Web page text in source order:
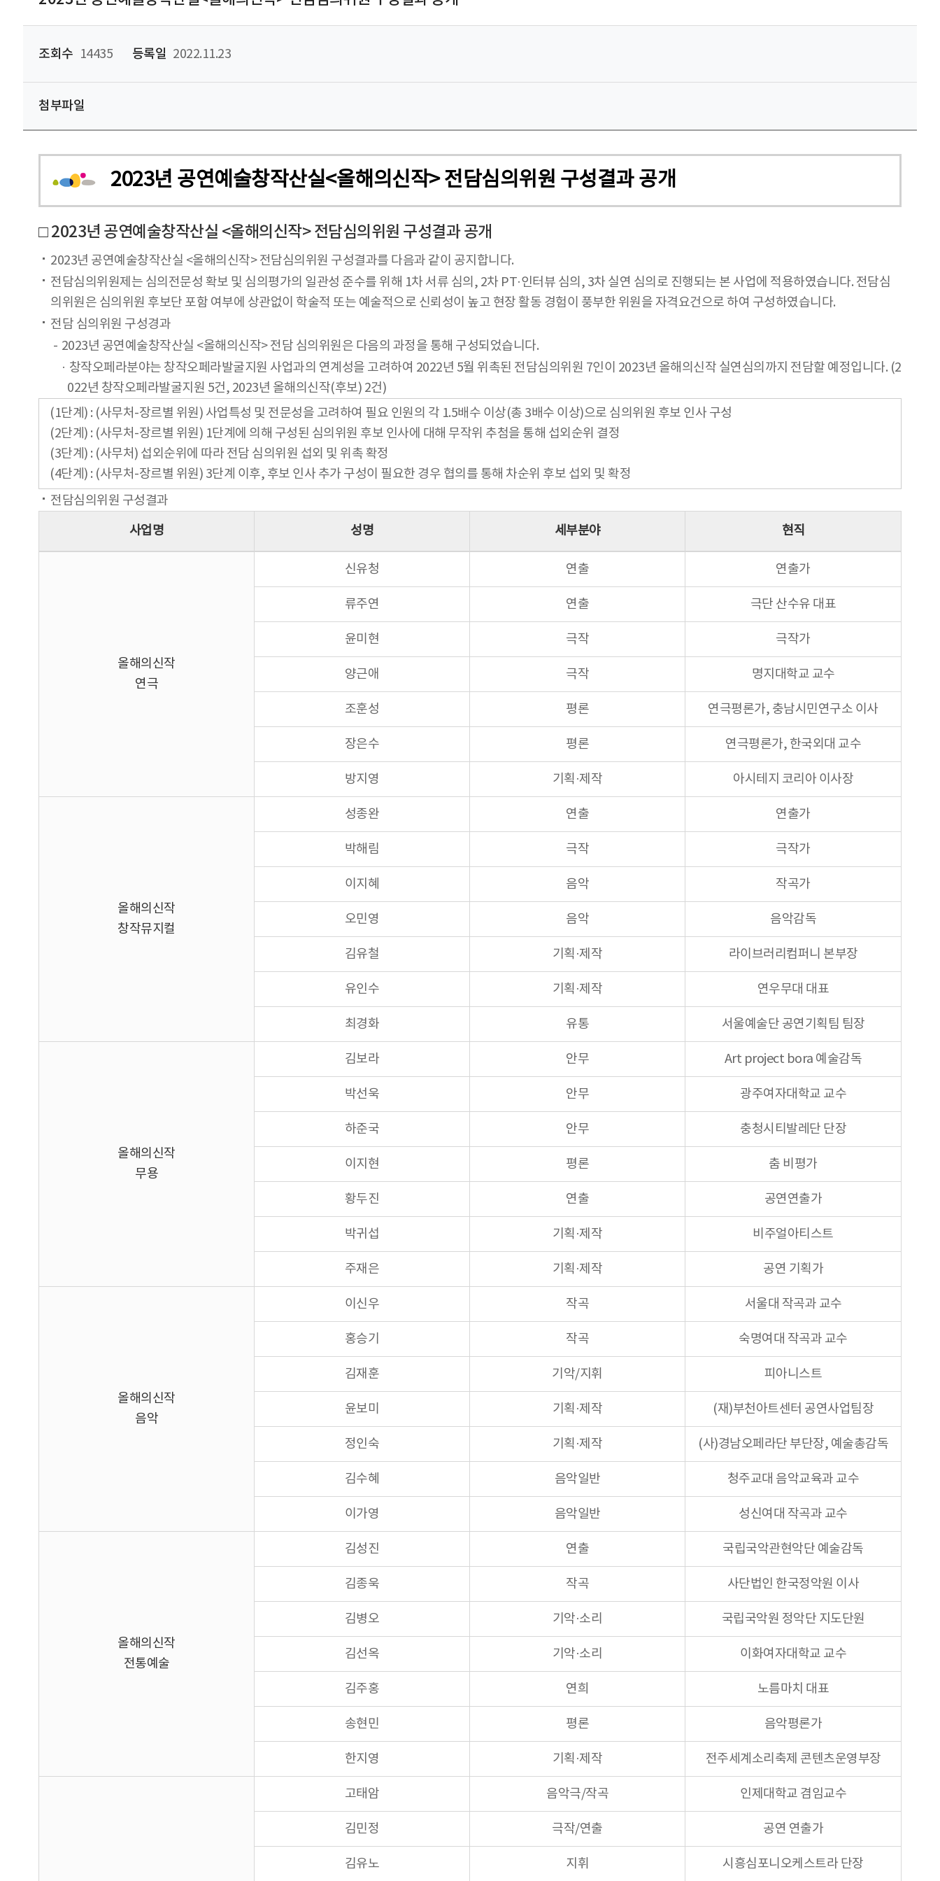
조회수 14435 등록일 2022.11.23
첨부파일
2023년 공연예술창작산실<올해의신작> 전담심의위원 구성결과 공개
□ 2023년 공연예술창작산실 <올해의신작> 전담심의위원 구성결과 공개
2023년 공연예술창작산실 <올해의신작> 전담심의위원 구성결과를 다음과 같이 공지합니다.
전담심의위원제는 심의전문성 확보 및 심의평가의 일관성 준수를 위해 1차 서류 심의, 2차 PT·인터뷰 심의, 3차 실연 심의로 진행되는 본 사업에 적용하였습니다. 전담심
의위원은 심의위원 후보단 포함 여부에 상관없이 학술적 또는 예술적으로 신뢰성이 높고 현장 활동 경험이 풍부한 위원을 자격요건으로 하여 구성하였습니다.
전담 심의위원 구성경과
2023년 공연예술창작산실 <올해의신작> 전담 심의위원은 다음의 과정을 통해 구성되었습니다.
창작오페라분야는 창작오페라발굴지원 사업과의 연계성을 고려하여 2022년 5월 위촉된 전담심의위원 7인이 2023년 올해의신작 실연심의까지 전담할 예정입니다. (2
022년 창작오페라발굴지원 5건, 2023년 올해의신작(후보) 2건)
(1단계) : (사무처-장르별 위원) 사업특성 및 전문성을 고려하여 필요 인원의 각 1.5배수 이상(총 3배수 이상)으로 심의위원 후보 인사 구성
(2단계) : (사무처-장르별 위원) 1단계에 의해 구성된 심의위원 후보 인사에 대해 무작위 추첨을 통해 섭외순위 결정
(3단계) : (사무처) 섭외순위에 따라 전담 심의위원 섭외 및 위촉 확정
(4단계) : (사무처-장르별 위원) 3단계 이후, 후보 인사 추가 구성이 필요한 경우 협의를 통해 차순위 후보 섭외 및 확정
전담심의위원 구성결과
사업명 성명 세부분야 현직
올해의신작
연극
신유청 연출 연출가
류주연 연출 극단 산수유 대표
윤미현 극작 극작가
양근애 극작 명지대학교 교수
조훈성 평론 연극평론가, 충남시민연구소 이사
장은수 평론 연극평론가, 한국외대 교수
방지영 기획·제작 아시테지 코리아 이사장
올해의신작
창작뮤지컬
성종완 연출 연출가
박해림 극작 극작가
이지혜 음악 작곡가
오민영 음악 음악감독
김유철 기획·제작 라이브러리컴퍼니 본부장
유인수 기획·제작 연우무대 대표
최경화 유통 서울예술단 공연기획팀 팀장
올해의신작
무용
김보라 안무 Art project bora 예술감독
박선욱 안무 광주여자대학교 교수
하준국 안무 충청시티발레단 단장
이지현 평론 춤 비평가
황두진 연출 공연연출가
박귀섭 기획·제작 비주얼아티스트
주재은 기획·제작 공연 기획가
올해의신작
음악
이신우 작곡 서울대 작곡과 교수
홍승기 작곡 숙명여대 작곡과 교수
김재훈 기악/지휘 피아니스트
윤보미 기획·제작 (재)부천아트센터 공연사업팀장
정인숙 기획·제작 (사)경남오페라단 부단장, 예술총감독
김수혜 음악일반 청주교대 음악교육과 교수
이가영 음악일반 성신여대 작곡과 교수
올해의신작
전통예술
김성진 연출 국립국악관현악단 예술감독
김종욱 작곡 사단법인 한국정악원 이사
김병오 기악·소리 국립국악원 정악단 지도단원
김선옥 기악·소리 이화여자대학교 교수
김주홍 연희 노름마치 대표
송현민 평론 음악평론가
한지영 기획·제작 전주세계소리축제 콘텐츠운영부장
고태암 음악극/작곡 인제대학교 겸임교수
김민정 극작/연출 공연 연출가
김유노 지휘 시흥심포니오케스트라 단장